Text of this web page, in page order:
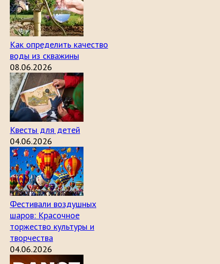
Как определить качество
воды из скважины
08.06.2026
Квесты для детей
04.06.2026
Фестивали воздушных
шаров: Красочное
торжество культуры и
творчества
04.06.2026